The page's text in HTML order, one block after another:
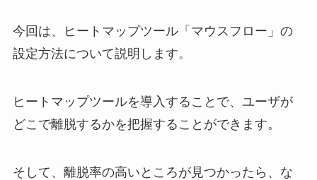
今回は、ヒートマップツール「マウスフロー」の
設定方法について説明します。
ヒートマップツールを導入することで、ユーザが
どこで離脱するかを把握することができます。
そして、離脱率の高いところが見つかったら、な